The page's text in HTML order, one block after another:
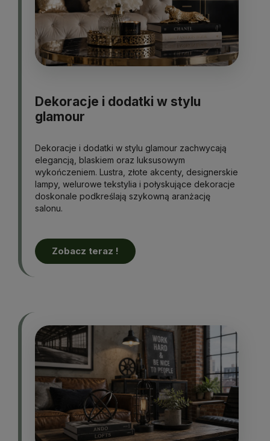
Dekoracje i dodatki w stylu
glamour
Dekoracje i dodatki w stylu glamour zachwycają
elegancją, blaskiem oraz luksusowym
wykończeniem. Lustra, złote akcenty, designerskie
lampy, welurowe tekstylia i połyskujące dekoracje
doskonale podkreślają szykowną aranżację
salonu.
Zobacz teraz !